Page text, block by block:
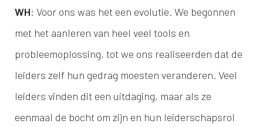
WH: Voor ons was het een evolutie. We begonnen
met het aanleren van heel veel tools en
probleemoplossing, tot we ons realiseerden dat de
leiders zelf hun gedrag moesten veranderen. Veel
leiders vinden dit een uitdaging, maar als ze
eenmaal de bocht om zijn en hun leiderschapsrol